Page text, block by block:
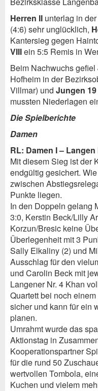
Herren II unterlag in
(4:6) sehr unglücklich,
Kantersieg gegen
VIIIein 5:5 Remis in
Beim Nachwuchs gefiel
Hofheim in der
Villmar) und Jungen 19
mussten Niederlagen
Die Spielberichte
Damen
RL: Damen I – Langen
Mit diesem Sieg ist der
endgültig gesichert.
zwischen
Punkte liegen.
In den Doppeln gelang
3:0, Kerstin Beck/Lilly
Korzun/Bresic keine
Überlegenheit mit 3
Sally Elkaliny (2) und
Ausschlag für den
und Carolin Beck mit
Langener Nr. 4 Khan
Quartett bei noch
sicher und kann für ein
planen.
Umrahmt wurde das
Aktionstag in
Kooperationspartner
für die rund 50
wertvollen Tombola,
Kuchen und vielem